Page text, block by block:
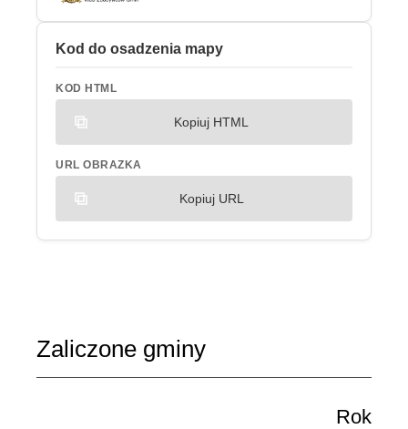
Kod do osadzenia mapy
KOD HTML
Kopiuj HTML
URL OBRAZKA
Kopiuj URL
Zaliczone gminy
Rok